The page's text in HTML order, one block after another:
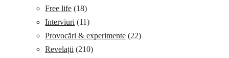
Free life (18)
Interviuri (11)
Provocări & experimente (22)
Revelații (210)